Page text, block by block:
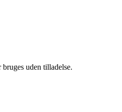
uden tilladelse.